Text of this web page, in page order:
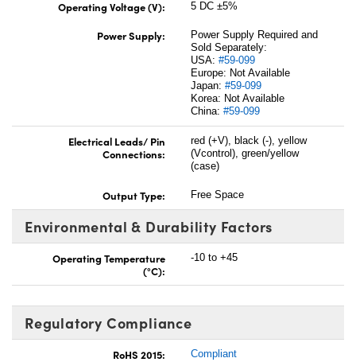
Operating Voltage (V): 5 DC ±5%
Power Supply:
Power Supply Required and
Sold Separately:
USA: #59-099
Europe: Not Available
Japan: #59-099
Korea: Not Available
China: #59-099
Electrical Leads/ Pin
Connections:
red (+V), black (-), yellow
(Vcontrol), green/yellow
(case)
Output Type: Free Space
Environmental & Durability Factors
Operating Temperature
(°C):
-10 to +45
Regulatory Compliance
RoHS 2015: Compliant